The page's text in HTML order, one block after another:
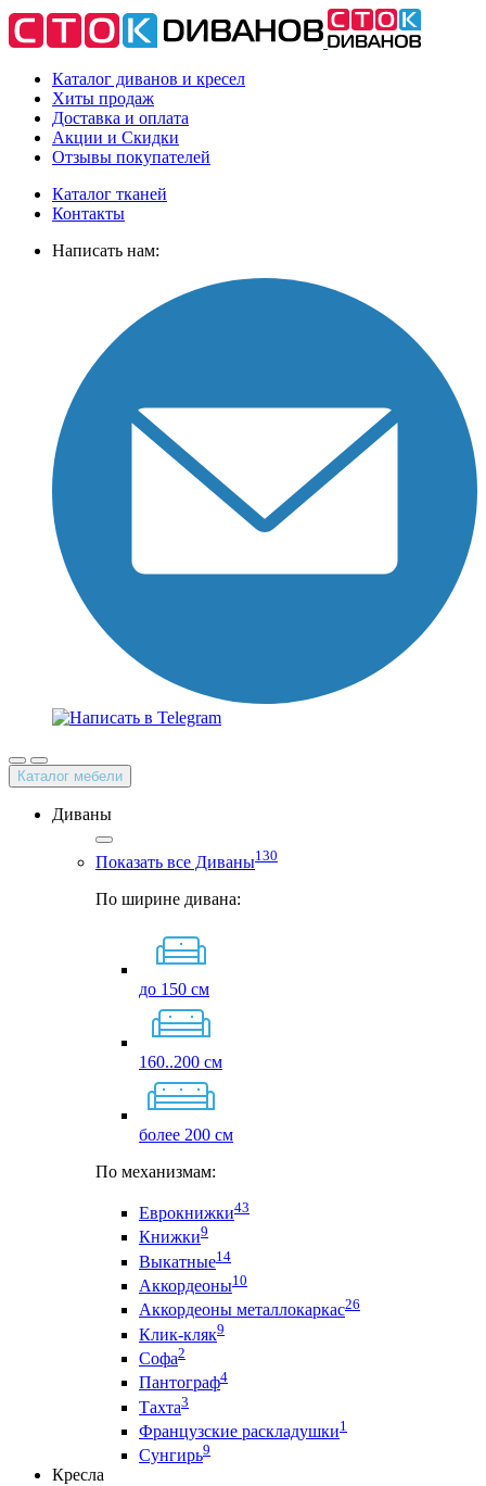
Каталог диванов и кресел
Хиты продаж
Доставка и оплата
Акции и Скидки
Отзывы покупателей
Каталог тканей
Контакты
Написать нам:
Каталог мебели
Диваны
Показать все Диваны130
По ширине дивана:
до 150 см
160..200 см
более 200 см
По механизмам:
Еврокнижки43
Книжки9
Выкатные14
Аккордеоны10
Аккордеоны металлокаркас26
Клик-кляк9
Софа2
Пантограф4
Тахта3
Французские раскладушки1
Сунгирь9
Кресла